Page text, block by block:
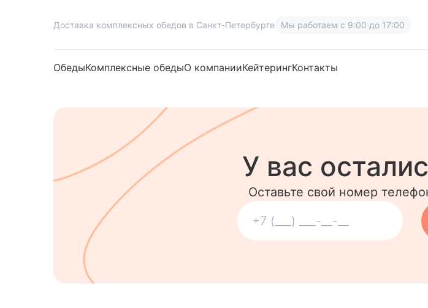
Доставка комплексных обедов в Санкт-Петербурге Мы работаем с 9:00 до 17:00
ОбедыКомплексные обедыО компанииКейтерингКонтакты
У вас
Оставьте свой номер